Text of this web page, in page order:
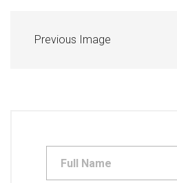
Previous Image